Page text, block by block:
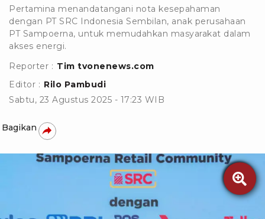
Pertamina menandatangani nota kesepahaman
dengan PT SRC Indonesia Sembilan, anak perusahaan
PT Sampoerna, untuk memudahkan masyarakat dalam
akses energi.
Reporter : Tim tvonenews.com
Editor : Rilo Pambudi
Sabtu, 23 Agustus 2025 - 17:23 WIB
Bagikan
